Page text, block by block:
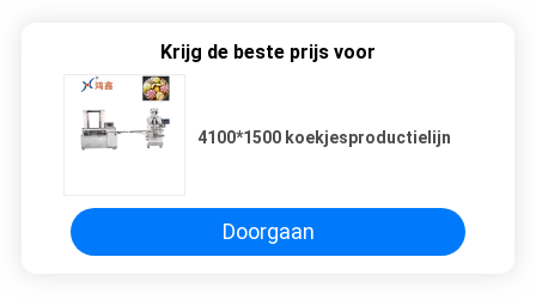
Krijg de beste prijs voor
4100*1500 koekjesproductielijn
Doorgaan